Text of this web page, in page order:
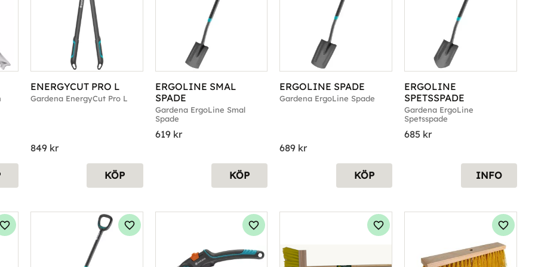
ENERGYCUT PRO L
Gardena EnergyCut Pro L
849kr
KÖP
ERGOLINE SMAL
SPADE
Gardena ErgoLine Smal
Spade
619kr
KÖP
ERGOLINE SPADE
Gardena ErgoLine Spade
689 kr
KÖP
ERGOLINE
SPETSSPADE
Gardena ErgoLine
Spetsspade
685 kr
INFO
Lägg till i favoriter Lägg till i favoriter Lägg till i favoriter Lägg till i favoriter Lägg